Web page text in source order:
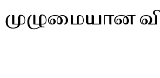
முழுமையான